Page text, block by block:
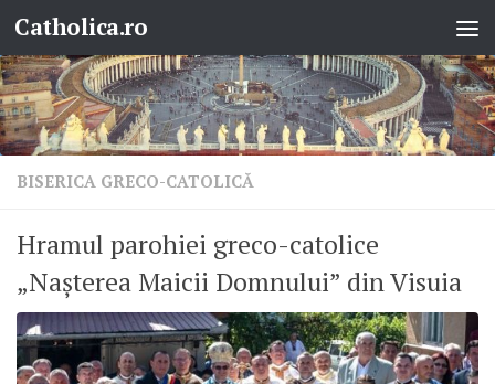
Skip to content
Catholica.ro
BISERICA GRECO-CATOLICĂ
Hramul parohiei greco-catolice
„Nașterea Maicii Domnului” din Visuia